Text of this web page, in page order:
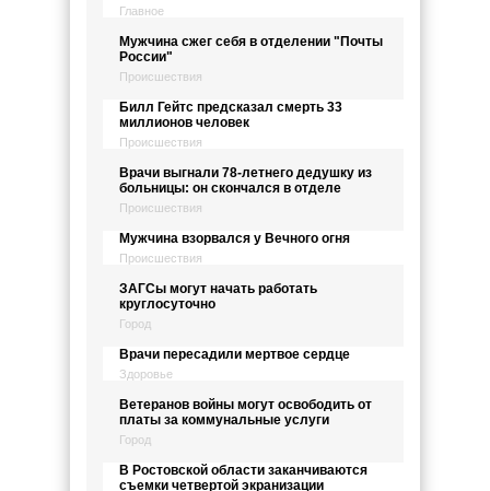
Главное
Мужчина сжег себя в отделении "Почты
России"
Происшествия
Билл Гейтс предсказал смерть 33
миллионов человек
Происшествия
Врачи выгнали 78-летнего дедушку из
больницы: он скончался в отделе
Происшествия
Мужчина взорвался у Вечного огня
Происшествия
ЗАГСы могут начать работать
круглосуточно
Город
Врачи пересадили мертвое сердце
Здоровье
Ветеранов войны могут освободить от
платы за коммунальные услуги
Город
В Ростовской области заканчиваются
съемки четвертой экранизации